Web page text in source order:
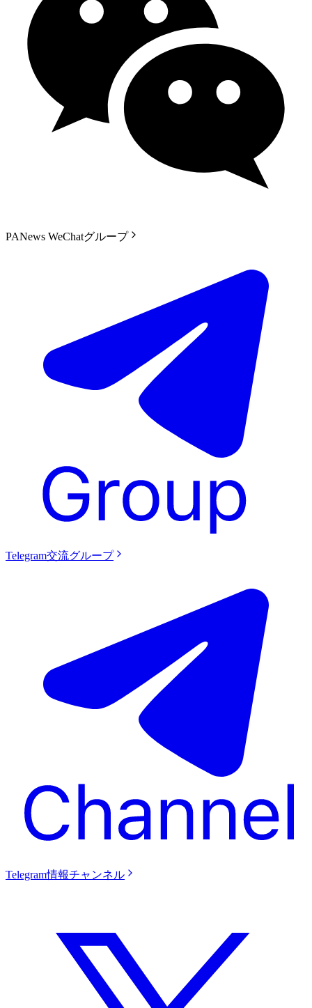
PANews WeChatグループ
Telegram交流グループ
Telegram情報チャンネル